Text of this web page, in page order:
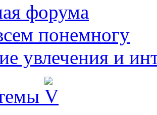
форума
понемногу
увлечения и